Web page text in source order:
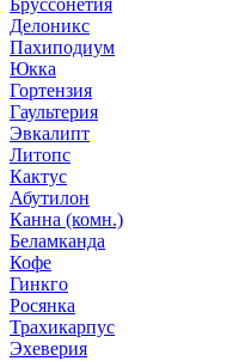
Бруссонетия
Делоникс
Пахиподиум
Юкка
Гортензия
Гаультерия
Эвкалипт
Литопс
Кактус
Абутилон
Канна (комн.)
Беламканда
Кофе
Гинкго
Росянка
Трахикарпус
Эхеверия